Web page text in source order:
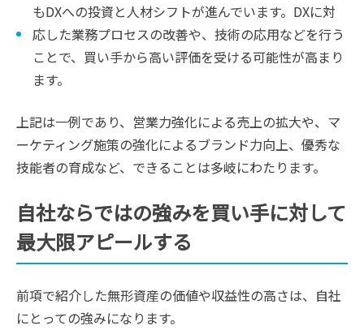
もDXへの投資と人材シフトが進んでいます。DXに対
応した業務プロセスの改善や、技術の応用などを行う
ことで、買い手から高い評価を受ける可能性が高まり
ます。
上記は一例であり、営業力強化による売上の拡大や、マ
ーケティング施策の強化によるブランド力向上、優秀な
技能者の育成など、できることは多岐にわたります。
自社ならではの強みを買い手に対して
最大限アピールする
前項で紹介した無形資産の価値や収益性の高さは、自社
にとっての強みになります。